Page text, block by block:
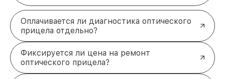
Оплачивается ли диагностика оптического
прицела отдельно?
Фиксируется ли цена на ремонт
оптического прицела?